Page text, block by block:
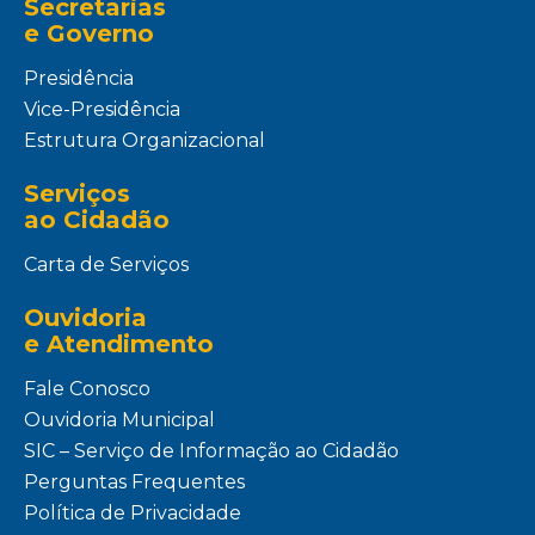
Secretarias
e Governo
Presidência
Vice-Presidência
Estrutura Organizacional
Serviços
ao Cidadão
Carta de Serviços
Ouvidoria
e Atendimento
Fale Conosco
Ouvidoria Municipal
SIC – Serviço de Informação ao Cidadão
Perguntas Frequentes
Política de Privacidade